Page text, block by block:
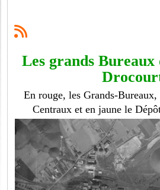
Les grands Bureaux
En rouge, les Grands-
Centraux et en jaune le